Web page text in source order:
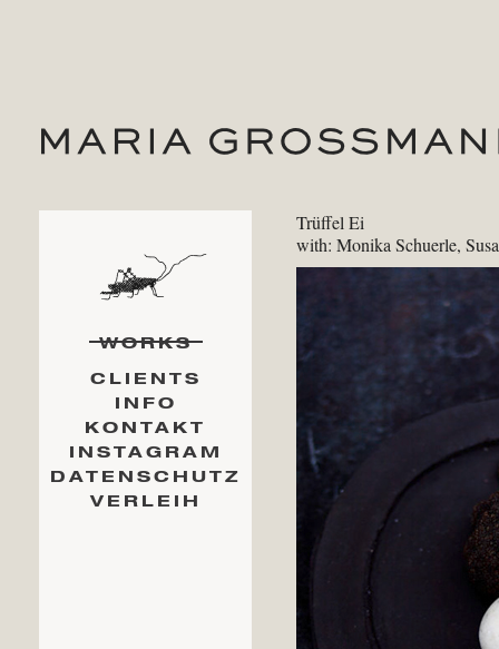
WORKS
CLIENTS
INFO
KONTAKT
INSTAGRAM
DATENSCHUTZ
VERLEIH
Trüffel Ei
with: Monika Schuerle,